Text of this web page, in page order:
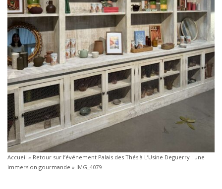
Accueil » Retour sur l’événement Palais des Thés à L’Usine Deguerry : une
immersion gourmande » IMG_4079